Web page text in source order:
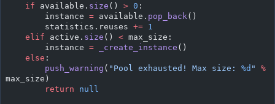
    if
available. size () > 0 :
        instance
= available. pop_back ()
        statistics.reuses
+= 1
    elif
active. size () < max_size:
        instance
= _create_instance ()
    else
:
        push_warning
( "Pool exhausted! Max size: %d "
%
max_size)
        return
null